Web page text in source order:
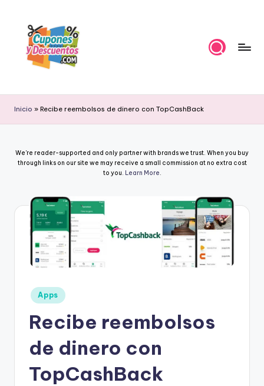
content
u
p
o
n
s
estas
y
descuentos
Inicio » Recibe reembolsos de dinero con TopCashBack
We're reader-supported and only partner with brands we trust. When you buy
through links on our site we may receive a small commission at no extra cost
to you. Learn More.
Posted
in
Apps
Recibe reembolsos
de dinero con
TopCashBack